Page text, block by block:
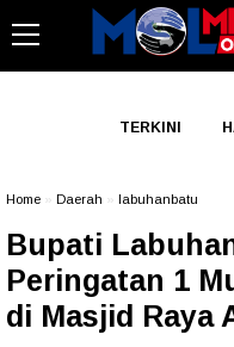
TERKINI
Home Daerah labuhanbatu
Bupati
Peringatan 1
di Masjid Raya